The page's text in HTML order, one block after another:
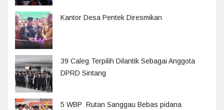
Kantor Desa Pentek Diresmikan
39 Caleg Terpilih Dilantik Sebagai Anggota
DPRD Sintang
5 WBP Rutan Sanggau Bebas pidana